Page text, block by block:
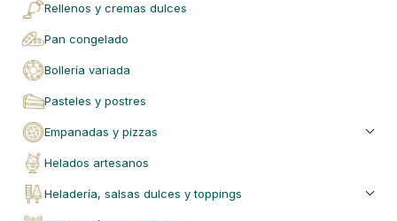
rellenos y cremas dulces
pan congelado
bollería variada
pasteles y postres
empanadas y pizzas
helados artesanos
heladería, salsas dulces y toppings